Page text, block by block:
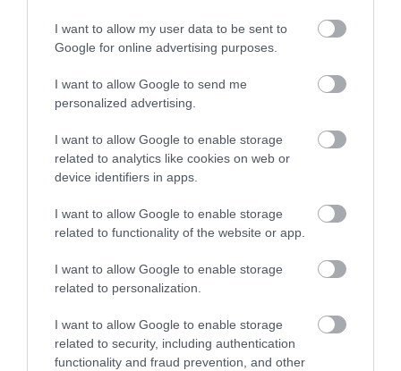
I want to allow my user data to be sent to
Google for online advertising purposes.
I want to allow Google to send me
personalized advertising.
I want to allow Google to enable storage
related to analytics like cookies on web or
device identifiers in apps.
I want to allow Google to enable storage
related to functionality of the website or app.
I want to allow Google to enable storage
related to personalization.
I want to allow Google to enable storage
related to security, including authentication
functionality and fraud prevention, and other
elég hely a fej feletti szekrényekben, hogy minden
utas ott tárolhassa a csomagjait.
Természetesen mindannyian szeretnénk
kényelmesen elhelyezkedni és kinyújtózni, de jó, ha
adunk esélyt a nagyobb kézipoggyásszal
rendelkezőknek, hogy elhelyezhessék a
csomagjaikat, majd a kisebbek mehetnek oda, ahol
Míg egyes utasok azzal érvelnek, hogy ha fizettek a
csomagfeladásért, akkor jogukban áll a fej feletti
tárolókat használni, a légiutas-kísérők másképp
Lucy Williamslégiutas-kísérő úgy véli, hogy az
utasoknak „tekintettel kell lenniük másokra”. Még